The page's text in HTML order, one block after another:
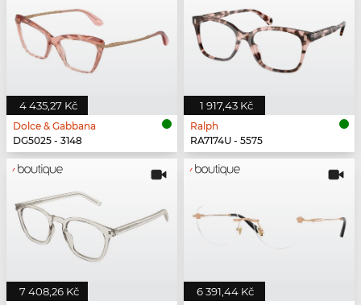
4 435,27 Kč
Dolce & Gabbana
DG5025 - 3148
1 917,43 Kč
Ralph
RA7174U - 5575
7 408,26 Kč 6 391,44 Kč